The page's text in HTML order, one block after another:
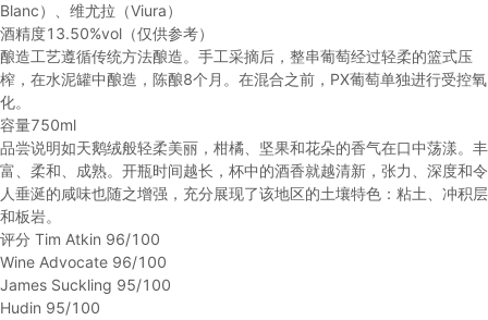
Blanc）、维尤拉（Viura）
酒精度13.50%vol（仅供参考）
酿造工艺遵循传统方法酿造。手工采摘后，整串葡萄经过轻柔的篮式压
榨，在水泥罐中酿造，陈酿8个月。在混合之前，PX葡萄单独进行受控氧
化。
容量750ml
品尝说明如天鹅绒般轻柔美丽，柑橘、坚果和花朵的香气在口中荡漾。丰
富、柔和、成熟。开瓶时间越长，杯中的酒香就越清新，张力、深度和令
人垂涎的咸味也随之增强，充分展现了该地区的土壤特色：粘土、冲积层
和板岩。
评分 Tim Atkin 96/100
Wine Advocate 96/100
James Suckling 95/100
Hudin 95/100